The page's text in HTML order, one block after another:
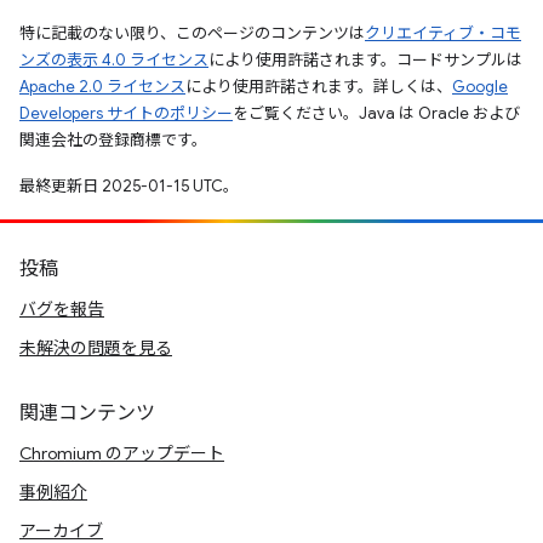
特に記載のない限り、このページのコンテンツはクリエイティブ・コモ
ンズの表示 4.0 ライセンスにより使用許諾されます。コードサンプルは
Apache 2.0 ライセンスにより使用許諾されます。詳しくは、 Google
Developers サイトのポリシーをご覧ください。Java は Oracle および
関連会社の登録商標です。
最終更新日 2025-01-15 UTC。
投稿
バグを報告
未解決の問題を見る
関連コンテンツ
Chromium のアップデート
事例紹介
アーカイブ